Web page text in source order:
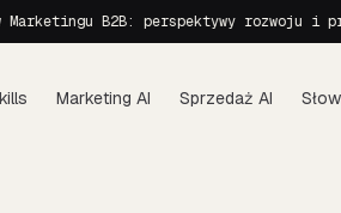
B2B: perspektywy rozwoju i
Marketing AI Sprzedaż AI